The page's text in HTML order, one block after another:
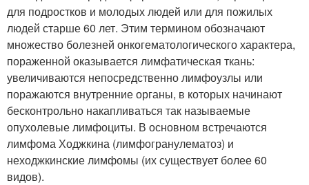
для подростков и молодых людей или для пожилых
людей старше 60 лет. Этим термином обозначают
множество болезней онкогематологического характера,
пораженной оказывается лимфатическая ткань:
увеличиваются непосредственно лимфоузлы или
поражаются внутренние органы, в которых начинают
бесконтрольно накапливаться так называемые
опухолевые лимфоциты. В основном встречаются
лимфома Ходжкина (лимфогранулематоз) и
неходжкинские лимфомы (их существует более 60
видов).